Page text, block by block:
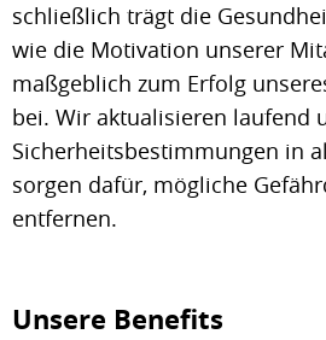
schließlich trägt die
wie die Motivation unserer
maßgeblich zum Erfolg
bei. Wir aktualisieren laufend
Sicherheitsbestimmungen in
sorgen dafür, mögliche
entfernen.
Unsere Benefits